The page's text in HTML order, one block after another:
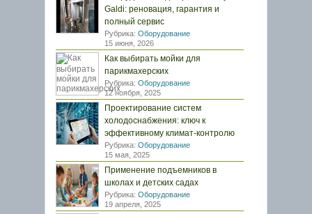
Galdi: реновация, гарантия и
полный сервис
Рубрика: Оборудование
15 июня, 2026
Как выбирать мойки для
парикмахерских
Рубрика: Оборудование
12 ноября, 2025
Проектирование систем
холодоснабжения: ключ к
эффективному климат-контролю
Рубрика: Оборудование
15 мая, 2025
Применение подъемников в
школах и детских садах
Рубрика: Оборудование
19 апреля, 2025